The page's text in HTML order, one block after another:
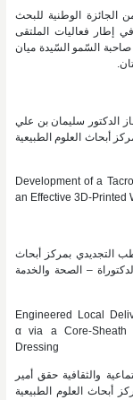
الأول في 3 مجالات ضمن الجائزة الوطنية للبحث
وذلك في إطار فعاليات الملتقى
السّمو السّيدة ميان
الدكتور سليمان بن علي
أبحاث العلوم الطبيعية
Development of a
an Effective 3D-Printed
التجديدي بمركز أبحاث
– الصحة والخدمة
Engineered Local
α via a Core-Sheath
Dressing
والثقافية حقق أمير
أبحاث العلوم الطبيعية